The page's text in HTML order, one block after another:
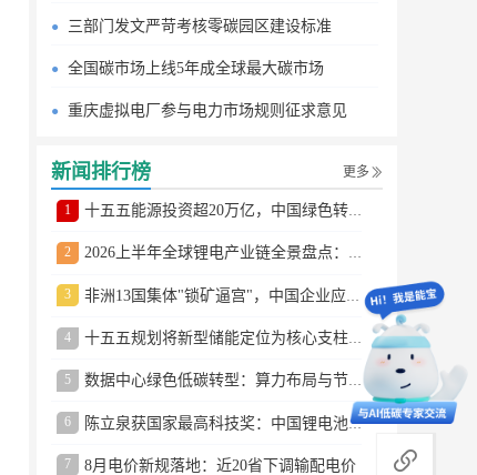
三部门发文严苛考核零碳园区建设标准
全国碳市场上线5年成全球最大碳市场
重庆虚拟电厂参与电力市场规则征求意见
新闻排行榜 更多
1 十五五能源投资超20万亿，中国绿色转型提速
2 2026上半年全球锂电产业链全景盘点：储能爆发、整车出口高增、材料供需分化
3
4 十五五规划将新型储能定位为核心支柱产业
5 数据中心绿色低碳转型：算力布局与节能技术突破
6 陈立泉获国家最高科技奖：中国锂电池奠基人
7 8月电价新规落地：近20省下调输配电价